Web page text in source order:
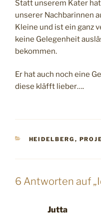
Statt unserem Kater
unserer Nachbarinnen
Kleine und ist ein ganz
keine Gelegenheit
bekommen.
Er hat auch noch eine
diese kläfft lieber….
KATEGORIEN
HEIDELBERG ,
6 Antworten auf
Jutta